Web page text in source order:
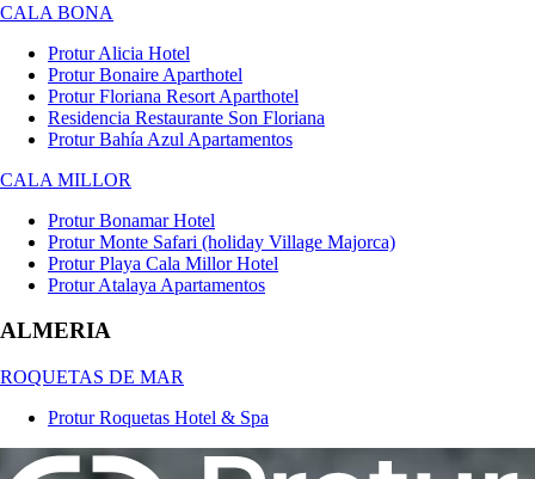
CALA BONA
Protur Alicia Hotel
Protur Bonaire Aparthotel
Protur Floriana Resort Aparthotel
Residencia Restaurante Son Floriana
Protur Bahía Azul Apartamentos
CALA MILLOR
Protur Bonamar Hotel
Protur Monte Safari (holiday Village Majorca)
Protur Playa Cala Millor Hotel
Protur Atalaya Apartamentos
ALMERIA
ROQUETAS DE MAR
Protur Roquetas Hotel & Spa